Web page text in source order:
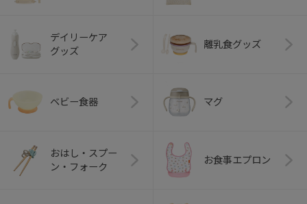
デイリーケア
グッズ
離乳食グッズ
ベビー食器 マグ
おはし・スプー
ン・フォーク
お食事エプロン